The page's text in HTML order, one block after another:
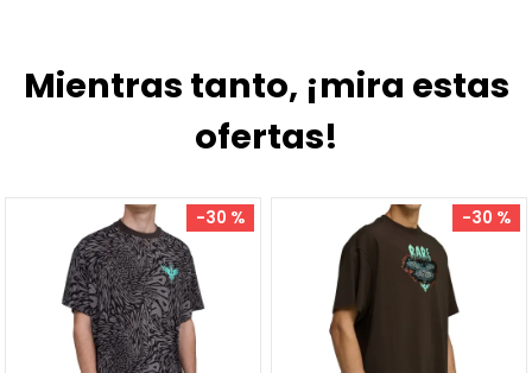
Mientras tanto, ¡mira estas
ofertas!
-30 % -30 %